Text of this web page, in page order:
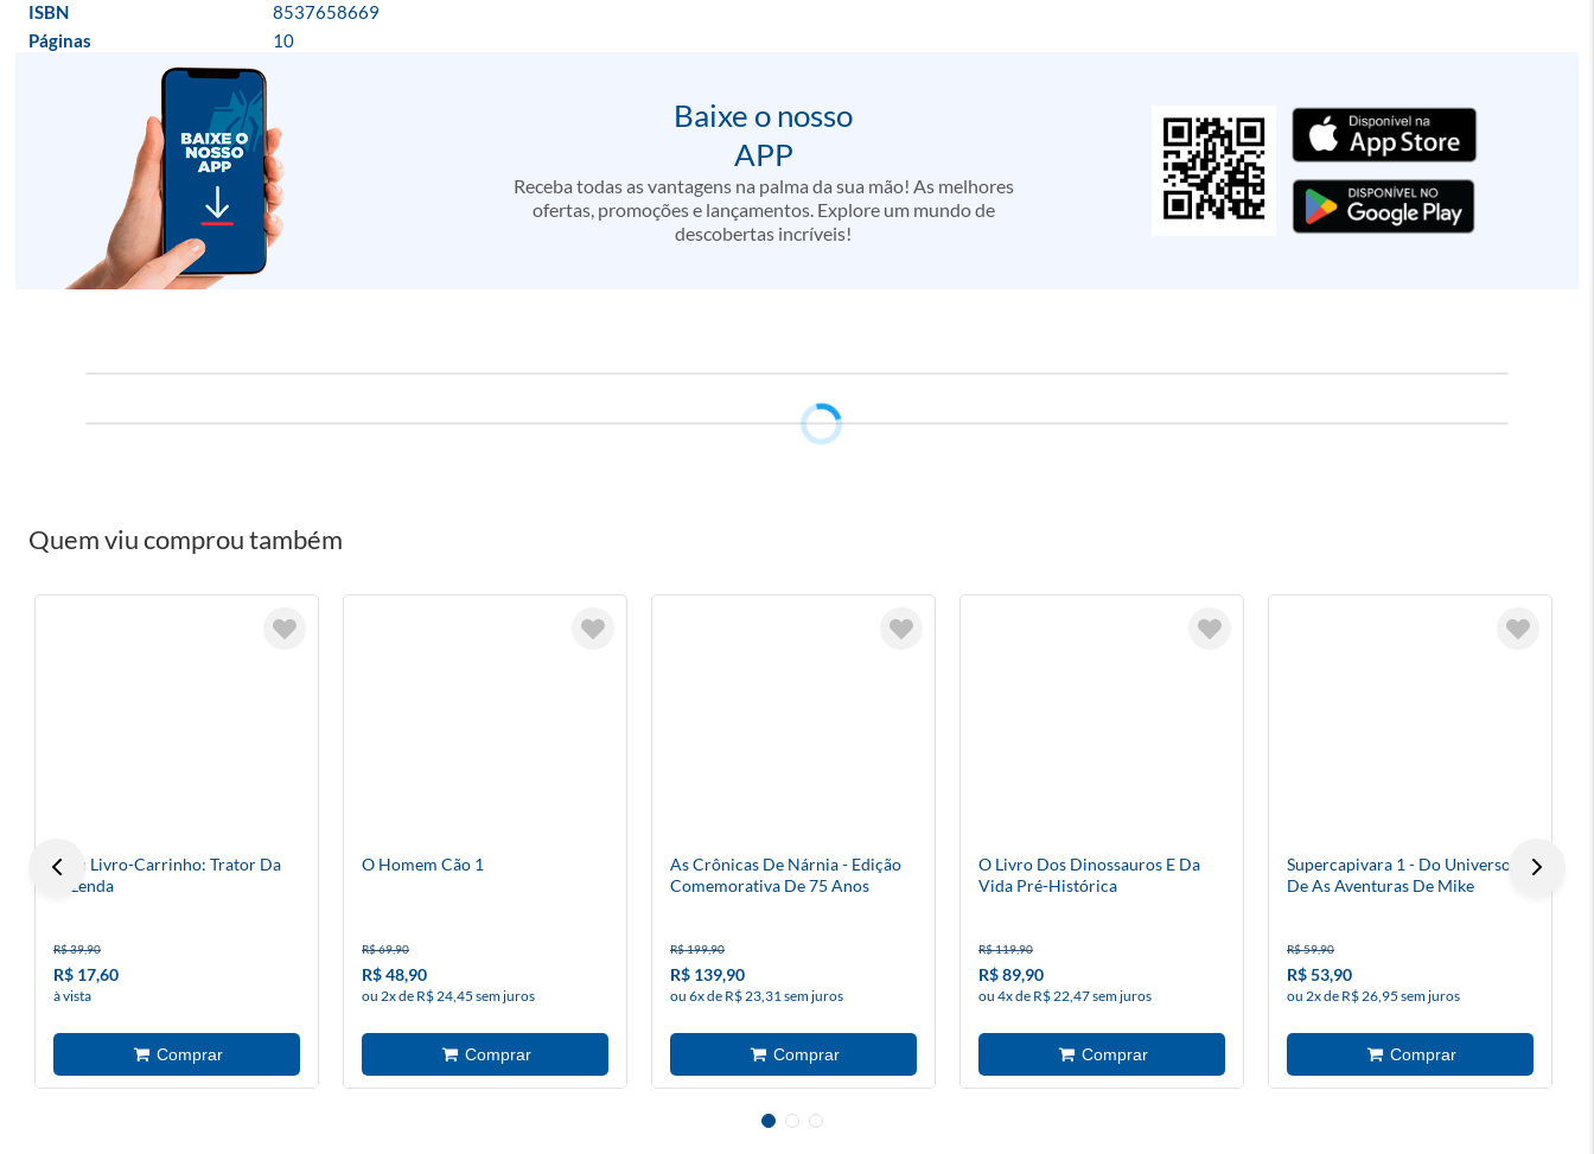
ISBN
8537658669
Páginas
10
Baixe o nosso
APP
Receba todas as vantagens na palma da sua mão! As melhores
ofertas, promoções e lançamentos. Explore um mundo de
descobertas incríveis!
Quem viu comprou também
Meu Livro-Carrinho: Trator Da
Fazenda
R$ 39,90
R$ 17,60
à vista
O Homem Cão 1
R$ 69,90
R$ 48,90
ou 2x de R$ 24,45 sem juros
As Crônicas De Nárnia - Edição
Comemorativa De 75 Anos
R$ 199,90
R$ 139,90
ou 6x de R$ 23,31 sem juros
O Livro Dos Dinossauros E Da
Vida Pré-Histórica
R$ 119,90
R$ 89,90
ou 4x de R$ 22,47 sem juros
Supercapivara 1 - Do Universo
De As Aventuras De Mike
R$ 59,90
R$ 53,90
ou 2x de R$ 26,95 sem juros